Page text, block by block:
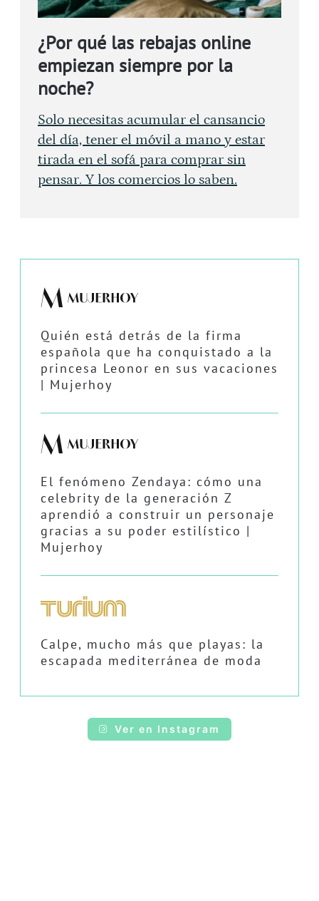
¿Por qué las rebajas online
empiezan siempre por la
noche?
Solo necesitas acumular el cansancio
del día, tener el móvil a mano y estar
tirada en el sofá para comprar sin
pensar. Y los comercios lo saben.
Quién está detrás de la firma
española que ha conquistado a la
princesa Leonor en sus vacaciones
| Mujerhoy
El fenómeno Zendaya: cómo una
celebrity de la generación Z
aprendió a construir un personaje
gracias a su poder estilístico |
Mujerhoy
Calpe, mucho más que playas: la
escapada mediterránea de moda
Ver en Instagram